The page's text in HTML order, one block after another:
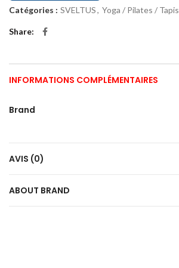
Catégories : SVELTUS, Yoga / Pilates / Tapis
Share
INFORMATIONS COMPLÉMENTAIRES
Brand
AVIS (0)
ABOUT BRAND